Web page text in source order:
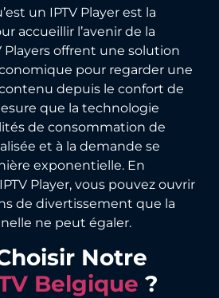
un IPTV Player est la
accueillir l’avenir de la
Players offrent une solution
pour regarder une
depuis le confort de
que la technologie
de consommation de
et à la demande se
exponentielle. En
Player, vous pouvez ouvrir
de divertissement que la
ne peut égaler.
Notre
Belgique ?